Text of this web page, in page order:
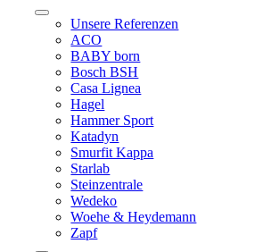
Toggle
Navigation
Unsere Referenzen
ACO
BABY born
Bosch BSH
Casa Lignea
Hagel
Hammer Sport
Katadyn
Smurfit Kappa
Starlab
Steinzentrale
Wedeko
Woehe & Heydemann
Zapf